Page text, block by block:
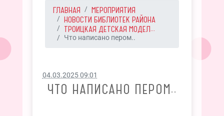
ГЛАВНАЯ
МЕРОПРИЯТИЯ
НОВОСТИ БИБЛИОТЕК РАЙОНА
ТРОИЦКАЯ ДЕТСКАЯ МОДЕЛ...
Что написано пером..
04.03.2025 09:01
ЧТО НАПИСАНО ПЕРОМ..